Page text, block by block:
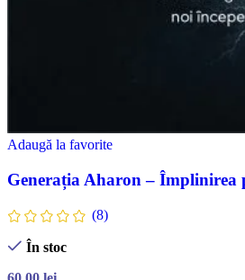
Adaugă la favorite
Generația Aharon – Împlinirea
(8)
În stoc